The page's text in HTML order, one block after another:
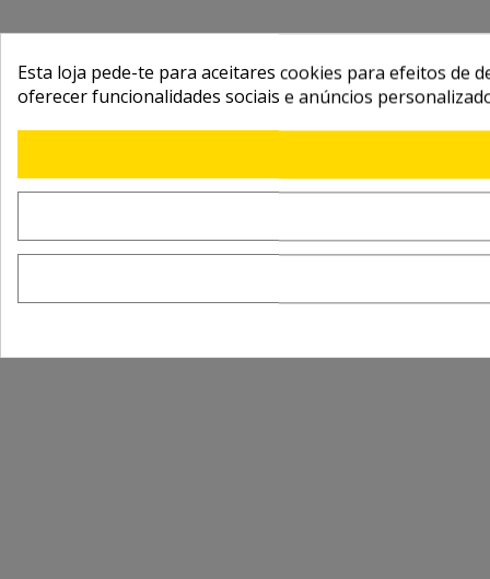
Esta loja pede-te para aceitares cookies para efeitos de
oferecer funcionalidades sociais e anúncios